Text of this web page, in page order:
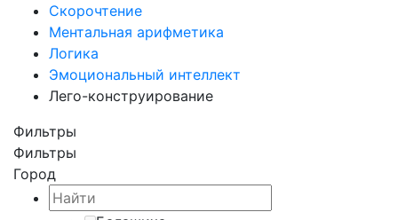
Скорочтение
Ментальная арифметика
Логика
Эмоциональный интеллект
Лего-конструирование
Фильтры
Фильтры
Город